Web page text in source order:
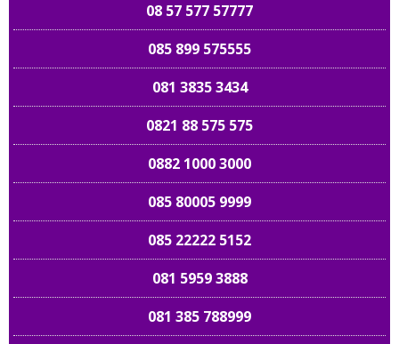
08 57 577 57777
085 899 575555
081 3835 3434
0821 88 575 575
0882 1000 3000
085 80005 9999
085 22222 5152
081 5959 3888
081 385 788999